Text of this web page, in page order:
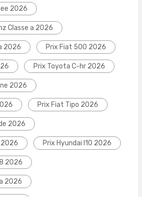
2026
Classe a 2026
2026 Prix Fiat 500 2026
Prix Toyota C-hr 2026
2026
Prix Fiat Tipo 2026
2026
Prix Hyundai I10 2026
2026
2026